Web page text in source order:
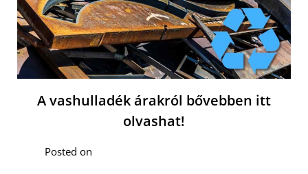
A vashulladék árakról bővebben itt
olvashat!
Posted on